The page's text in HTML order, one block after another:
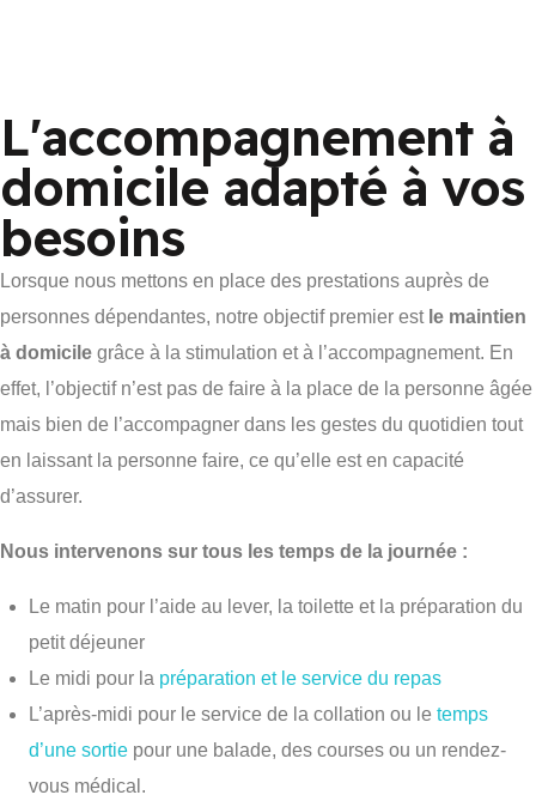
L'accompagnement à
domicile adapté à vos
besoins
Lorsque nous mettons en place des prestations auprès de
personnes dépendantes, notre objectif premier est le maintien
à domicile grâce à la stimulation et à l’accompagnement. En
effet, l’objectif n’est pas de faire à la place de la personne âgée
mais bien de l’accompagner dans les gestes du quotidien tout
en laissant la personne faire, ce qu’elle est en capacité
d’assurer.
Nous intervenons sur tous les temps de la journée :
Le matin pour l’aide au lever, la toilette et la préparation du
petit déjeuner
Le midi pour la préparation et le service du repas
L’après-midi pour le service de la collation ou le temps
d’une sortie pour une balade, des courses ou un rendez-
vous médical.